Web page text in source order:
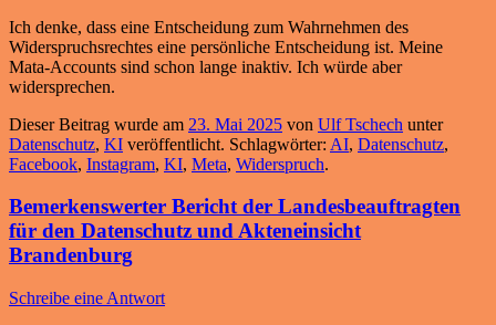
Ich denke, dass eine Entscheidung zum Wahrnehmen des
Widerspruchsrechtes eine persönliche Entscheidung ist. Meine
Mata-Accounts sind schon lange inaktiv. Ich würde aber
widersprechen.
Dieser Beitrag wurde am 23. Mai 2025 von Ulf Tschech unter
Datenschutz, KI veröffentlicht. Schlagwörter: AI, Datenschutz,
Facebook, Instagram, KI, Meta, Widerspruch.
Bemerkenswerter Bericht der Landesbeauftragten
für den Datenschutz und Akteneinsicht
Brandenburg
Schreibe eine Antwort